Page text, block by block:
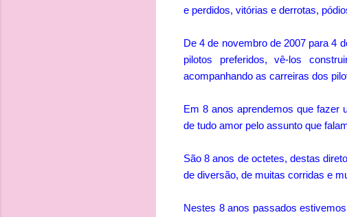
e perdidos, vitórias e derrotas,
De 4 de novembro de 2007 para 4
pilotos preferidos, vê-los
acompanhando as carreiras dos
Em 8 anos aprendemos que fazer
de tudo amor pelo assunto que
São 8 anos de octetes, destas
de diversão, de muitas corridas e
Nestes 8 anos passados